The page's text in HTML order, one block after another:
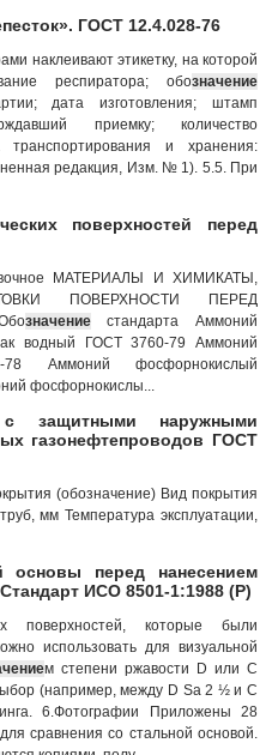
ГОСТ 12.4.028-76
наклеивают этикетку, на которой
респиратора; обозначение
дата изготовления; штамп
приемку; количество
и хранения:
редакция, Изм. № 1). 5.5. При
поверхностей перед
МАТЕРИАЛЫ И ХИМИКАТЫ,
ПОВЕРХНОСТИ ПЕРЕД
значениестандарта Аммоний
водный ГОСТ 3760-79 Аммоний
78 Аммоний фосфорнокислый
фосфорнокислы...
защитными наружными
газонефтепроводов ГОСТ
(обозначение) Вид покрытия
мм Температура эксплуатации,
основы перед нанесением
ИСО 8501-1:1988 (Р)
которые были
использовать для визуальной
м степени ржавости D или С
(например, между D Sa 2 ½ и С
6.Фотографии Приложены 28
сравнения со стальной основой.